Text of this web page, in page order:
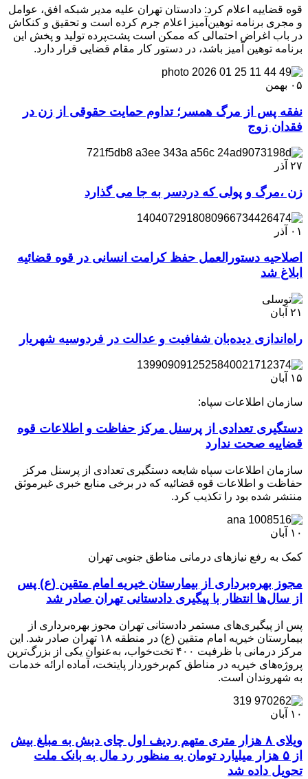
قوه قضاییه اعلام کرد:‌ دادستان تهران علیه مدیر شبکه افق، عوامل
و مجری برنامه توهین‌آمیز اعلام جرم کرده است و تحقیق و کنکاش
در باب اغراض احتمالی که ممکن است پشت‌پرده تولید و پخش این
برنامه توهین آمیز باشد، در دستور کار مقام قضایی قرار دارد.
۰۵ بهمن
نفقه پس از مرگ همسر؛ تداوم حمایت حقوقی از زن در
فقدان زوج
۲۷ آذر
زن ،مرگ و پولی که دردسر به جا می گذارد
۰۱ آذر
اصلاحیه دستورالعمل حفظ کرامت انسانی در قوه قضائیه
ابلاغ شد
۲۱ آبان
راه‌اندازی دیده‌بان شفافیت و عدالت در فردوسیه شهریار
۱۵ آبان
سازمان اطلاعات سپاه:
دستگیری تعدادی از پرسنل مرکز حفاظت و اطلاعات قوه
قضاییه صحت ندارد
سازمان اطلاعات سپاه شایعه دستگیری تعدادی از پرسنل مرکز
حفاظت و اطلاعات قوه قضائیه که در برخی منابع خبری غیرموثق
منتشر شده بود را تکذیب کرد.
۱۰ آبان
کمک به رفع نیازهای درمانی مناطق جنوبی تهران
مجوز بهره‌برداری از بیمارستان خیریه امام متقین (ع) پس
از سال‌ها انتظار با پیگیری دادستانی تهران صادر شد
پس از پیگیری‌های مستمر دادستانی تهران مجوز بهره‌برداری از
بیمارستان خیریه امام متقین (ع) در منطقه ۱۸ تهران صادر شد. این
مرکز درمانی با ظرفیت ۴۰۰ تخت‌خواب، به‌عنوان یکی از بزرگ‌ترین
پروژه‌های خیریه در مناطق کم‌برخوردار پایتخت، آماده ارائه خدمات
به شهروندان است.
۱۰ آبان
ویلای ۸ هزار متری متهم ردیف اول چای دبش به مبلغ بیش
از ۵ هزار میلیارد تومان به منظور رد مال به بانک ملت
تحویل داده شد